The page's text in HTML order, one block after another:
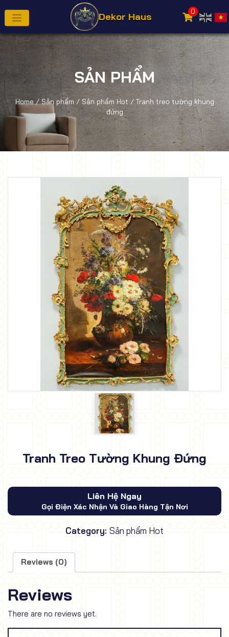
Dekor Haus 0
Home/Sản phẩm / Sản phẩm Hot/ Tranh treo tường khung
đứng
SẢN PHẨM
Tranh Treo Tường Khung Đứng
Liên Hệ Ngay
Gọi Điện Xác Nhận Và Giao Hàng Tận Nơi
Category: Sản phẩm Hot
Reviews (0)
Reviews
There are no reviews yet.